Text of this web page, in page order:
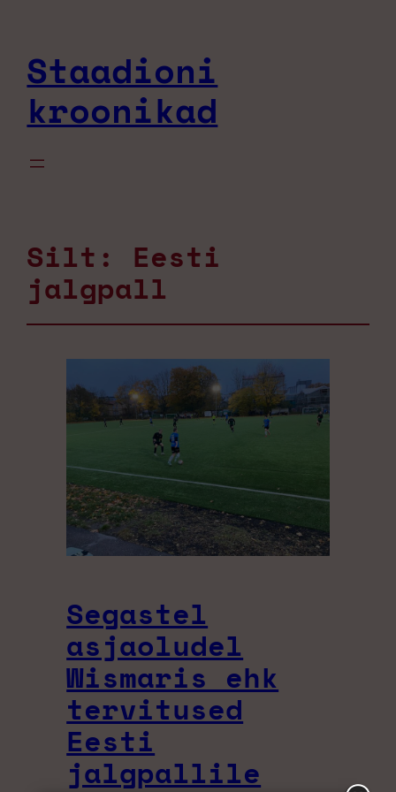
Staadioni
kroonikad
Silt: Eesti
jalgpall
Segastel
asjaoludel
Wismaris ehk
tervitused
Eesti
jalgpallile